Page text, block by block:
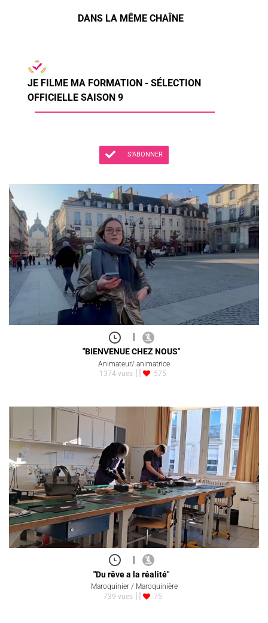
DANS LA MÊME CHAÎNE
JE FILME MA FORMATION - SÉLECTION
OFFICIELLE SAISON 9
S'ABONNER
|
"BIENVENUE CHEZ NOUS"
Animateur/ animatrice
1374 vues
575
|
"Du rêve a la réalité"
Maroquinier / Maroquinière
739 vues
75